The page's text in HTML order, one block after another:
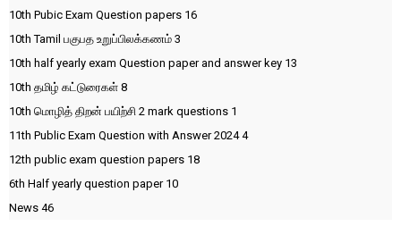
10th Pubic Exam Question papers 16
10th Tamil பகுபத உறுப்பிலக்கணம் 3
10th half yearly exam Question paper and answer key 13
10th தமிழ் கட்டுரைகள் 8
10th மொழித் திறன் பயிற்சி 2 mark questions 1
11th Public Exam Question with Answer 20244
12th public exam question papers 18
6th Half yearly question paper 10
News 46